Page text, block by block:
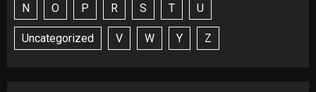
N O P R S T U
Uncategorized V W Y Z